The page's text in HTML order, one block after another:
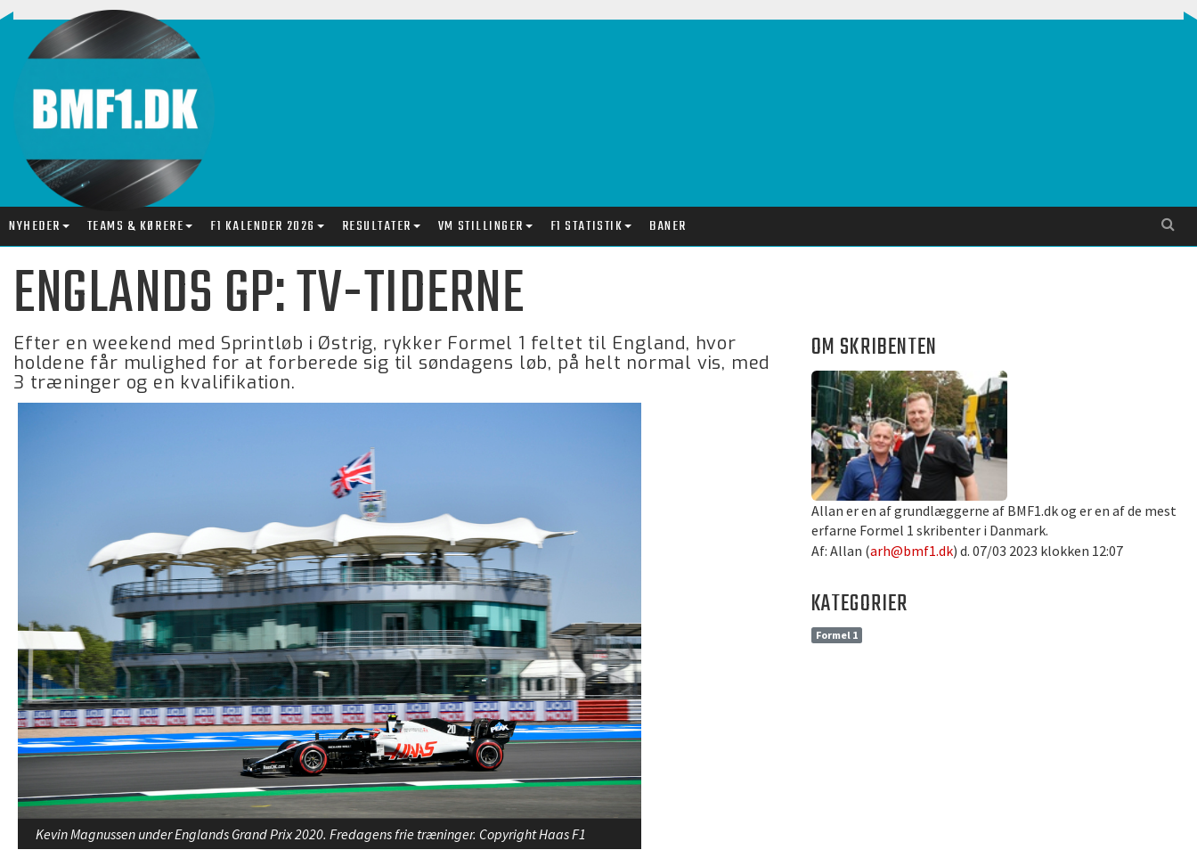
NYHEDER TEAMS & KØRERE F1 KALENDER 2026 RESULTATER VM STILLINGER F1 STATISTIK BANER
ENGLANDS GP: TV-TIDERNE
Efter en weekend med Sprintløb i Østrig, rykker Formel 1 feltet til England, hvor
holdene får mulighed for at forberede sig til søndagens løb, på helt normal vis, med
3 træninger og en kvalifikation.
Kevin Magnussen under Englands Grand Prix 2020. Fredagens frie træninger. Copyright Haas F1
OM SKRIBENTEN
Allan er en af grundlæggerne af BMF1.dk og er en af de mest
erfarne Formel 1 skribenter i Danmark.
Af: Allan (arh@bmf1.dk) d. 07/03 2023 klokken 12:07
KATEGORIER
Formel 1